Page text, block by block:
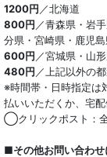
1200円 ／北海道
800円 ／青森県・岩
分県・宮崎県・鹿児
600円 ／宮城県・山
480円 ／上記以外の
※時間帯・日時指定は
払いいただくか、宅
◯クリックポスト：
■その他お問い合わせ